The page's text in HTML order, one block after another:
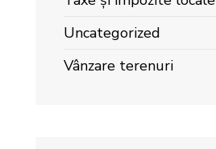
Uncategorized
Vânzare terenuri